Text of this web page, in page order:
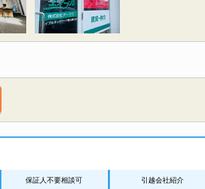
保証人不要相談可 引越会社紹介